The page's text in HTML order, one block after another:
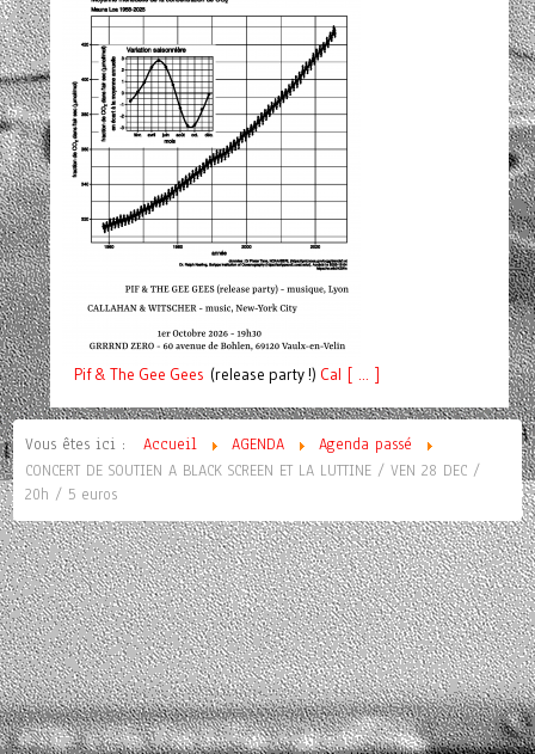
Pif& The Gee Gees (release party !) Cal [ ... ]
Vous êtes ici : Accueil AGENDA
Agenda passé
CONCERT DE SOUTIEN A BLACK SCREEN ET LA LUTTINE / VEN 28 DEC /
20h / 5 euros